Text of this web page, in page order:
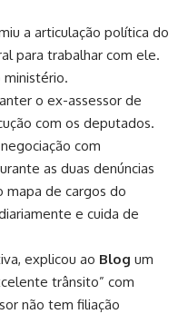
a articulação política do
para trabalhar com ele.
ministério.
o ex-assessor de
com os deputados.
com
as duas denúncias
mapa de cargos do
e cuida de
explicou ao Blog um
trânsito” com
não tem filiação